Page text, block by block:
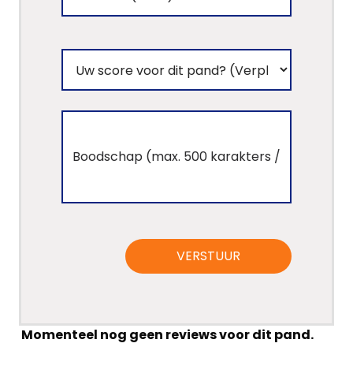
VERSTUUR
Momenteel nog geen reviews voor dit pand.